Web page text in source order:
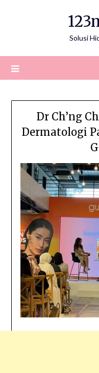
Solusi
Dr Ch’ng
Dermatologi